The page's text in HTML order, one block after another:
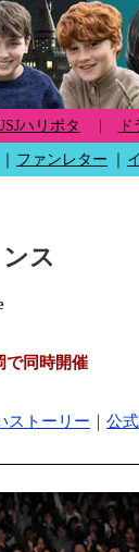
ハリポタ
ファンレター
ス
で同時開催
ストーリー 公